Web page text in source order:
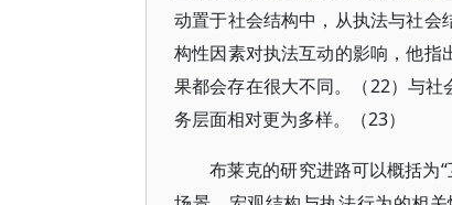
动置于社会结构中，从执法与社
构性因素对执法互动的影响，他
果都会存在很大不同。（22）与
务层面相对更为多样。（23）
布莱克的研究进路可以概括